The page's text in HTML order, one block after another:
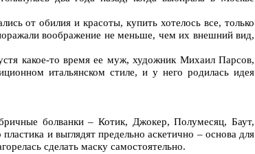
от обилия и красоты, купить хотелось все, только
воображение не меньше, чем их внешний вид,
какое-то время ее муж, художник Михаил Парсов,
итальянском стиле, и у него родилась идея
болванки – Котик, Джокер, Полумесяц, Баут,
и выглядят предельно аскетично – основа для
сделать маску самостоятельно.